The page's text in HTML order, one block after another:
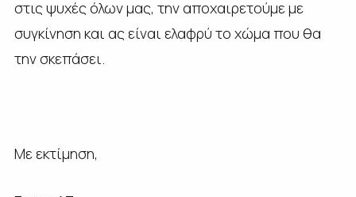
στις ψυχές όλων μας, την αποχαιρετούμε με
συγκίνηση και ας είναι ελαφρύ το χώμα που θα
την σκεπάσει.
Με εκτίμηση,